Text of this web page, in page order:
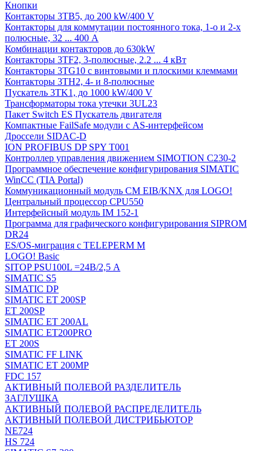
Кнопки
Контакторы 3TB5, до 200 kW/400 V
Контакторы для коммутации постоянного тока, 1-о и 2-х
полюсные, 32 ... 400 A
Комбинации контакторов до 630kW
Контакторы 3TF2, 3-полюсные, 2.2 ... 4 кВт
Контакторы 3TG10 c винтовыми и плоскими клеммами
Контакторы 3TH2, 4- и 8-полюсные
Пускатель 3TK1, до 1000 kW/400 V
Трансформаторы тока утечки 3UL23
Пакет Switch ES Пускатель двигателя
Компактные FailSafe модули с AS-интерфейсом
Дроссели SIDAC-D
ION PROFIBUS DP SPY T001
Контроллер управления движением SIMOTION C230-2
Программное обеспечение конфигурирования SIMATIC
WinCC (TIA Portal)
Коммуникационный модуль CM EIB/KNX для LOGO!
Центральный процессор CPU550
Интерфейсный модуль IM 152-1
Программа для графического конфигурирования SIPROM
DR24
ES/OS-миграция с TELEPERM M
LOGO! Basic
SITOP PSU100L =24В/2,5 A
SIMATIC S5
SIMATIC DP
SIMATIC ET 200SP
ET 200SP
SIMATIC ET 200AL
SIMATIC ET200PRO
ET 200S
SIMATIC FF LINK
SIMATIC ET 200MP
FDC 157
АКТИВНЫЙ ПОЛЕВОЙ РАЗДЕЛИТЕЛЬ
ЗАГЛУШКА
АКТИВНЫЙ ПОЛЕВОЙ РАСПРЕДЕЛИТЕЛЬ
АКТИВНЫЙ ПОЛЕВОЙ ДИСТРИБЬЮТОР
NE724
HS 724